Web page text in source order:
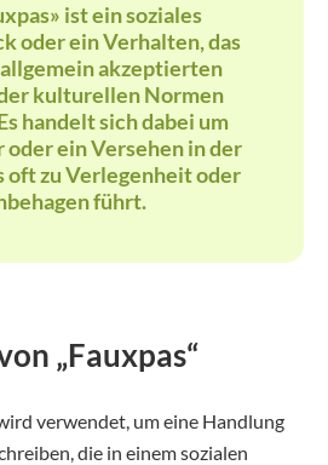
ist ein soziales
oder ein Verhalten, das
akzeptierten
kulturellen Normen
handelt sich dabei um
oder ein Versehen in der
oft zu Verlegenheit oder
führt.
„Fauxpas“
verwendet, um eine Handlung
die in einem sozialen